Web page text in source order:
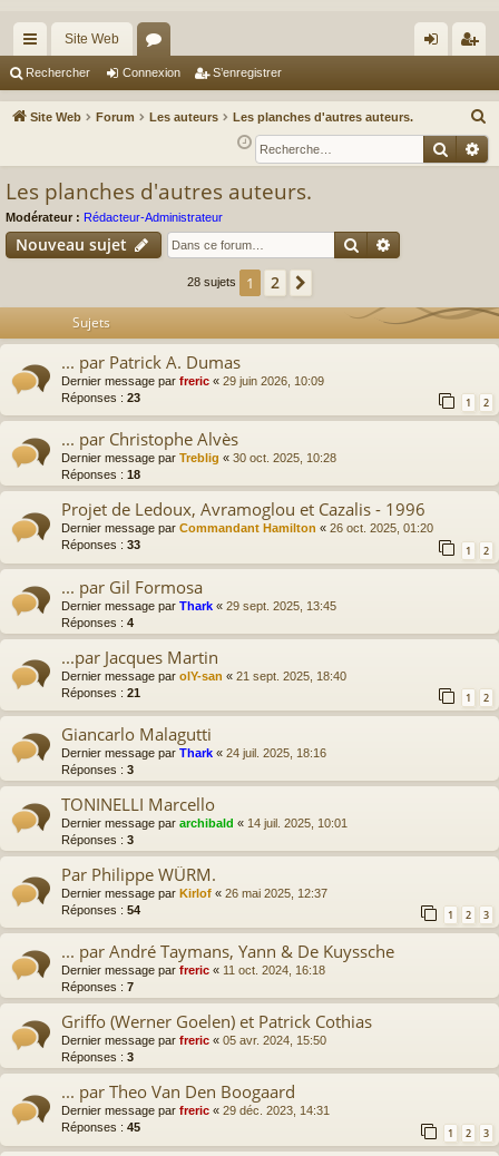
cc
ès
Site Web
or
u ne
xi
nr
eg
Rechercher Connexion S’enregistrer
Site Web Forum Les auteurs Les planches d'autres auteurs.
e
c
e
r
Les planches d'autres auteurs.
Modérateur : Rédacteur-Administrateur
Nouveau sujet Rechercher
28 sujets 1 2
Sujets
... par Patrick A. Dumas
Dernier message par freric « 29 juin 2026, 10:09
Réponses : 23 1 2
... par Christophe Alvès
Dernier message par Treblig « 30 oct. 2025, 10:28
Réponses : 18
Projet de Ledoux, Avramoglou et Cazalis - 1996
Dernier message par Commandant Hamilton « 26 oct. 2025, 01:20
Réponses : 33 1 2
... par Gil Formosa
Dernier message par Thark « 29 sept. 2025, 13:45
Réponses : 4
...par Jacques Martin
Dernier message par olY-san « 21 sept. 2025, 18:40
Réponses : 21 1 2
Giancarlo Malagutti
Dernier message par Thark « 24 juil. 2025, 18:16
Réponses : 3
TONINELLI Marcello
Dernier message par archibald « 14 juil. 2025, 10:01
Réponses : 3
Par Philippe WÜRM.
Dernier message par Kirlof « 26 mai 2025, 12:37
Réponses : 54 1 2 3
... par André Taymans, Yann & De Kuyssche
Dernier message par freric « 11 oct. 2024, 16:18
Réponses : 7
Griffo (Werner Goelen) et Patrick Cothias
Dernier message par freric « 05 avr. 2024, 15:50
Réponses : 3
... par Theo Van Den Boogaard
Dernier message par freric « 29 déc. 2023, 14:31
Réponses : 45 1 2 3